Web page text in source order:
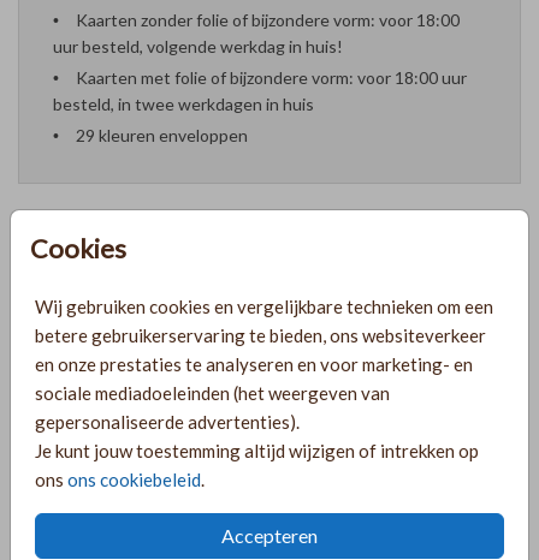
Cookies
Wij gebruiken cookies en vergelijkbare technieken om een
betere gebruikerservaring te bieden, ons websiteverkeer
en onze prestaties te analyseren en voor marketing- en
sociale mediadoeleinden (het weergeven van
gepersonaliseerde advertenties).
Je kunt jouw toestemming altijd wijzigen of intrekken op
ons ons cookiebeleid.
Accepteren
Kaarten zonder folie of bijzondere vorm: voor 18:00
uur besteld, volgende werkdag in huis!
Kaarten met folie of bijzondere vorm: voor 18:00 uur
besteld, in twee werkdagen in huis
29 kleuren enveloppen
PRODUCTINFORMATIE
OMSCHRIJVING
Stoer geboortekaartje voor een jongetje met zilverfolie en
een donkerblauwe achtergrond.